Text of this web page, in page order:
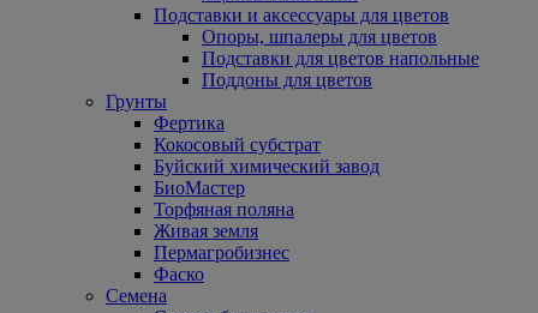
Подставки и аксессуары для цветов
Опоры, шпалеры для цветов
Подставки для цветов напольные
Поддоны для цветов
Грунты
Фертика
Кокосовый субстрат
Буйский химический завод
БиоМастер
Торфяная поляна
Живая земля
Пермагробизнес
Фаско
Семена